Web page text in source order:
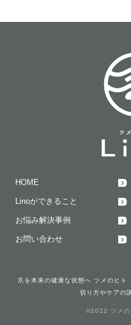
HOME
Linoができること
お悩み解決事例
お問い合わせ
爪を本来の健康な状態へ ツメのヒ
切り方やケアの
©2022 ツメの